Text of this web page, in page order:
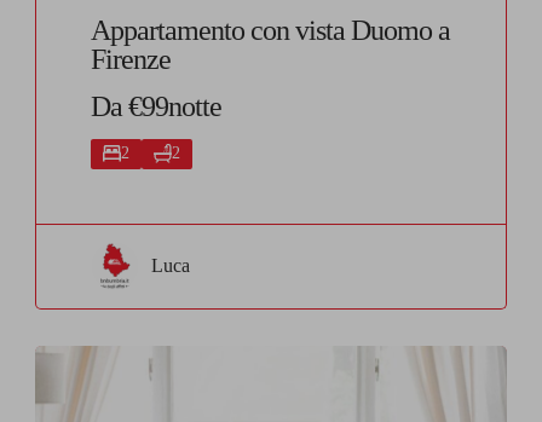
Appartamento con vista Duomo a
Firenze
Da €99notte
2 2
Luca